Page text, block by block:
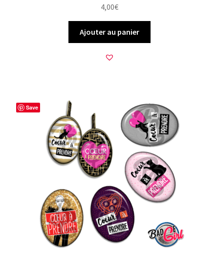
4,00€
Ajouter au panier
Save